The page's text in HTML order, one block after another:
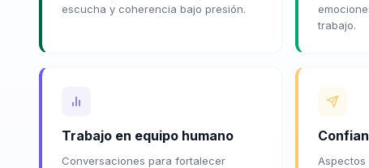
escucha y coherencia bajo presión.
trabajo.
Trabajo en equipo humano
Conversaciones para fortalecer